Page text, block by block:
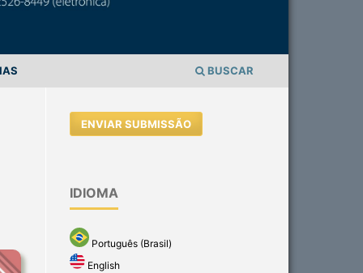
BUSCAR
ENVIAR SUBMISSÃO
IDIOMA
Português (Brasil)
English